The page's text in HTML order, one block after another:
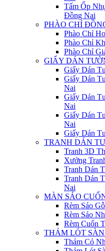
Tấm Ốp
Đồng Nai
PHÀO CHỈ
Phào Chỉ
Phào Chỉ
Phào Chỉ
GIẤY DÁN
Giấy Dán
Giấy Dán
Nai
Giấy Dán
Nai
Giấy Dán
Nai
Giấy Dán
TRANH DÁN
Tranh 3D
Xưởng
Tranh Dán
Tranh Dán
Nai
MÀN SÁO
Rèm Sáo
Rèm Sáo
Rèm Cuốn
THẢM LÓT
Thảm Cỏ